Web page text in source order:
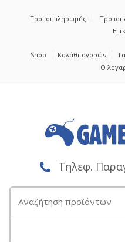
Τρόποι πληρωμής Τρόποι
Shop Καλάθι αγορών
Ο
Τηλεφ.
για: